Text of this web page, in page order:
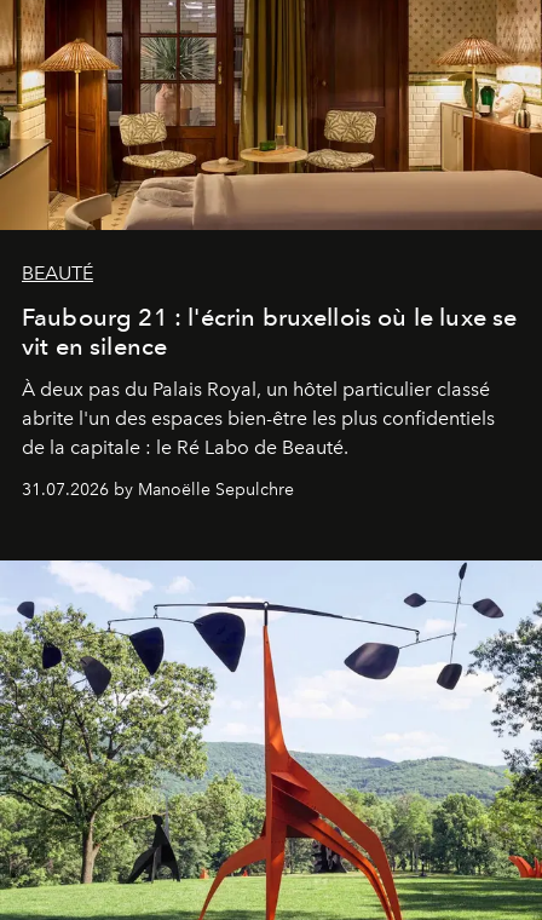
BEAUTÉ
Faubourg 21 : l'écrin bruxellois où le luxe se
vit en silence
À deux pas du Palais Royal, un hôtel particulier classé
abrite l'un des espaces bien-être les plus confidentiels
de la capitale : le Ré Labo de Beauté.
31.07.2026 by Manoëlle Sepulchre